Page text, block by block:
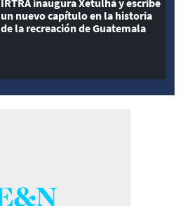
un nuevo capítulo en la historia
de la recreación de Guatemala